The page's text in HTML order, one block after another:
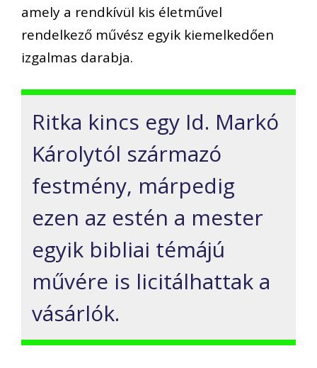
amely a rendkívül kis életművel
rendelkező művész egyik kiemelkedően
izgalmas darabja.
Ritka kincs egy Id. Markó
Károlytól származó
festmény, márpedig
ezen az estén a mester
egyik bibliai témájú
művére is licitálhattak a
vásárlók.